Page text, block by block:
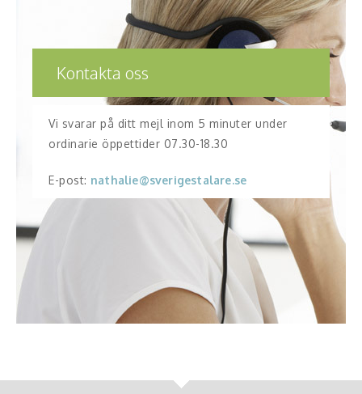
Kontakta oss
Vi svarar på ditt mejl inom 5 minuter under
ordinarie öppettider 07.30-18.30
E-post: nathalie@sverigestalare.se